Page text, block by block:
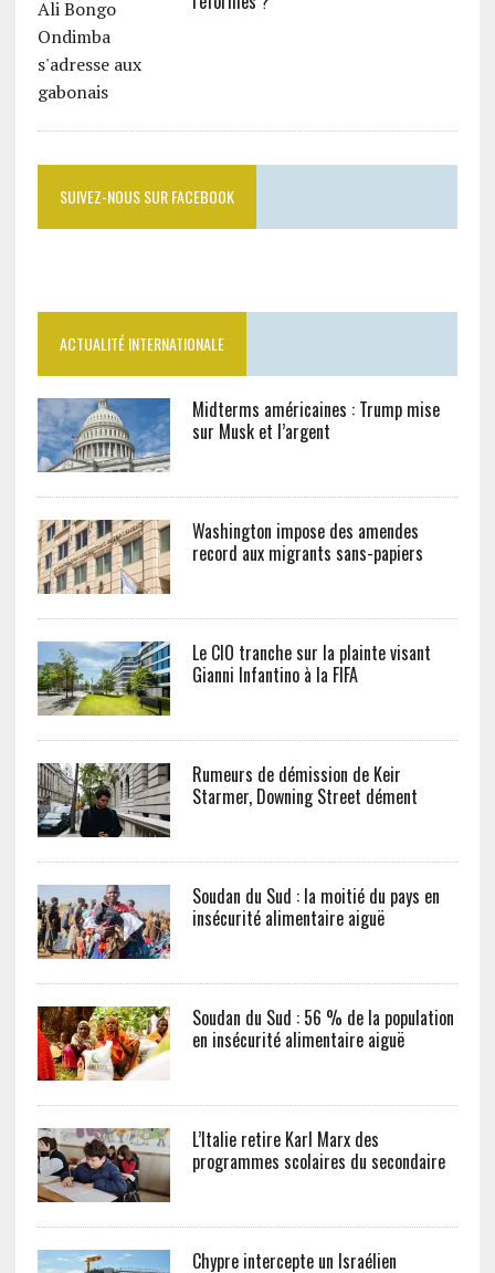
SUIVEZ-NOUS SUR FACEBOOK
ACTUALITÉ INTERNATIONALE
Midterms américaines : Trump mise
sur Musk et l’argent
Washington impose des amendes
record aux migrants sans-papiers
Le CIO tranche sur la plainte visant
Gianni Infantino à la FIFA
Rumeurs de démission de Keir
Starmer, Downing Street dément
Soudan du Sud : la moitié du pays en
insécurité alimentaire aiguë
Soudan du Sud : 56 % de la population
en insécurité alimentaire aiguë
L’Italie retire Karl Marx des
programmes scolaires du secondaire
Chypre intercepte un Israélien